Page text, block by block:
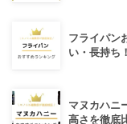
フライパン
い・長持ち
マヌカハニ
高さを徹底